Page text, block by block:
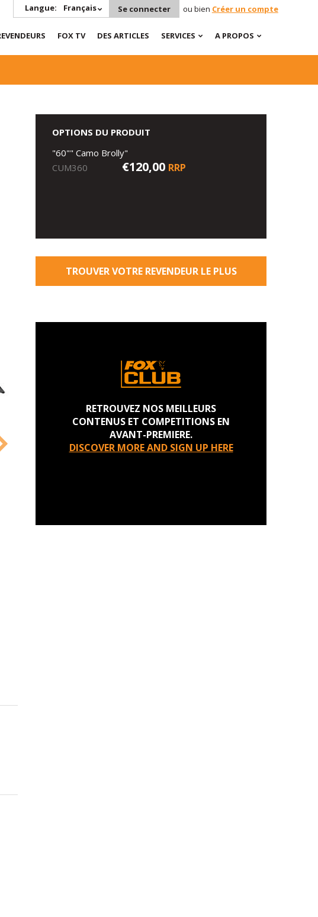
Langue: Français Se connecter ou bien Créer un compte
FOX TV DES ARTICLES SERVICES A PROPOS
OPTIONS DU PRODUIT
"60"" Camo Brolly"
CUM360
€120,00 RRP
TROUVER VOTRE REVENDEUR LE PLUS
RETROUVEZ NOS MEILLEURS
CONTENUS ET COMPETITIONS EN
AVANT-PREMIERE.
DISCOVER MORE AND SIGN UP HERE